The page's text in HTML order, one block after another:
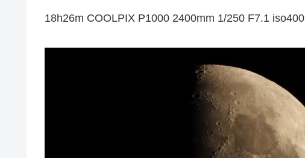
18h26m COOLPIX P1000 2400mm 1/250 F7.1 iso400